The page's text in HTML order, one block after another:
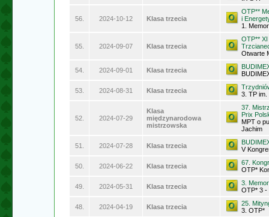
56. 2024-10-12 Klasa trzecia
OTP**
i
1.
55. 2024-09-07 Klasa trzecia
OTP**
Otwarte
54. 2024-09-01 Klasa trzecia
53. 2024-08-31 Klasa trzecia
3. TP im.
52. 2024-07-29
Klasa
międzynarodowa
mistrzowska
37.
Prix
MPT o
Jachim
51. 2024-07-28 Klasa trzecia
V
50. 2024-06-22 Klasa trzecia
67.
OTP*
49. 2024-05-31 Klasa trzecia
3.
OTP* 3 -
48. 2024-04-19 Klasa trzecia
25.
3. OTP*